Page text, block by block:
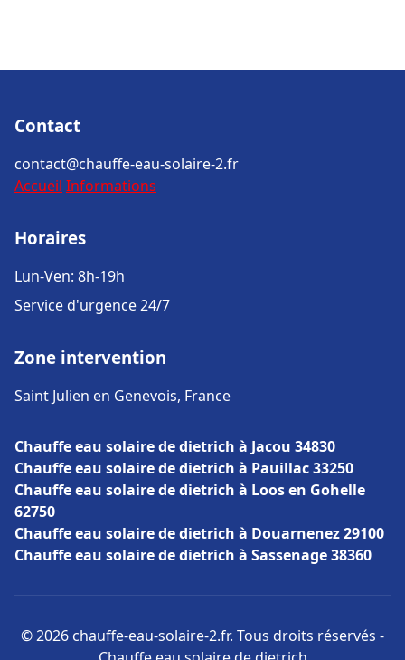
Contact
contact@chauffe-eau-solaire-2.fr
Accueil Informations
Horaires
Lun-Ven: 8h-19h
Service d'urgence 24/7
Zone intervention
Saint Julien en Genevois, France
Chauffe eau solaire de dietrich à Jacou 34830
Chauffe eau solaire de dietrich à Pauillac 33250
Chauffe eau solaire de dietrich à Loos en Gohelle
62750
Chauffe eau solaire de dietrich à Douarnenez 29100
Chauffe eau solaire de dietrich à Sassenage 38360
© 2026 chauffe-eau-solaire-2.fr. Tous droits réservés -